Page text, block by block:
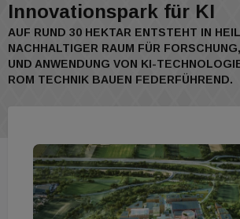
Innovationspark für KI
AUF RUND 30 HEKTAR ENTSTEHT IN
NACHHALTIGER RAUM FÜR
UND ANWENDUNG VON KI-
ROM TECHNIK BAUEN FEDERFÜHREND.